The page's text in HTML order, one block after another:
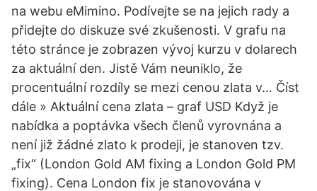
na webu eMimino. Podívejte se na jejich rady a
přidejte do diskuze své zkušenosti. V grafu na
této stránce je zobrazen vývoj kurzu v dolarech
za aktuální den. Jistě Vám neuniklo, že
procentuální rozdíly se mezi cenou zlata v… Číst
dále » Aktuální cena zlata – graf USD Když je
nabídka a poptávka všech členů vyrovnána a
není již žádné zlato k prodeji, je stanoven tzv.
„fix“ (London Gold AM fixing a London Gold PM
fixing). Cena London fix je stanovována v